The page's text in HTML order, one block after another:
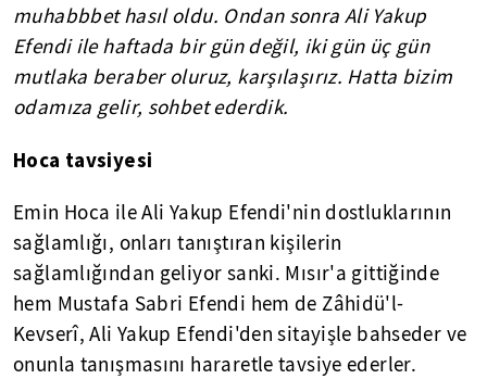
muhabbbet hasıl oldu. Ondan sonra Ali Yakup
Efendi ile haftada bir gün değil, iki gün üç gün
mutlaka beraber oluruz, karşılaşırız. Hatta bizim
odamıza gelir, sohbet ederdik.
Hoca tavsiyesi
Emin Hoca ile Ali Yakup Efendi'nin dostluklarının
sağlamlığı, onları tanıştıran kişilerin
sağlamlığından geliyor sanki. Mısır'a gittiğinde
hem Mustafa Sabri Efendi hem de Zâhidü'l-
Kevserî, Ali Yakup Efendi'den sitayişle bahseder ve
onunla tanışmasını hararetle tavsiye ederler.